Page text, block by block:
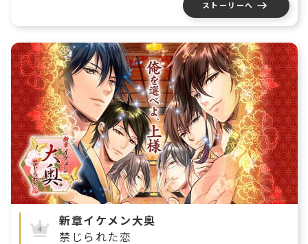
ストーリーへ
新章イケメン大奥
禁じられた恋